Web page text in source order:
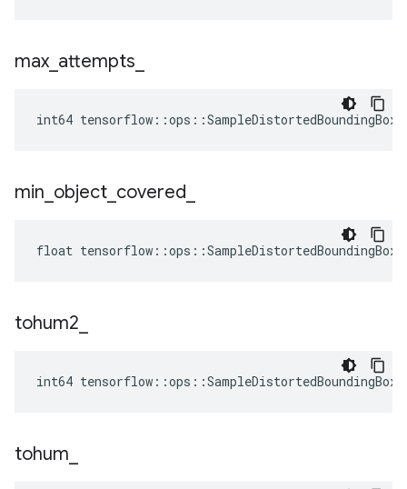
max attempts
int64
min object covered
float
tohum2
int64
tohum